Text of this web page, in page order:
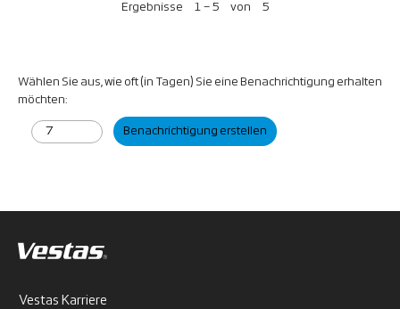
Ergebnisse 1 – 5 von 5
Wählen Sie aus, wie oft (in Tagen) Sie eine Benachrichtigung erhalten
möchten:
Benachrichtigung erstellen
Vestas Karriere